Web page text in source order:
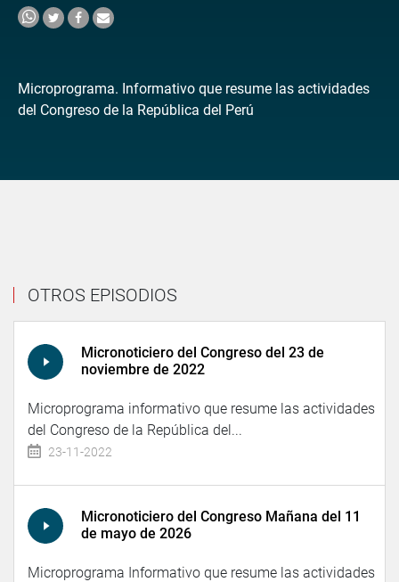
Microprograma. Informativo que resume las actividades
del Congreso de la República del Perú
OTROS EPISODIOS
Micronoticiero del Congreso del 23 de
noviembre de 2022
Microprograma informativo que resume las actividades
del Congreso de la República del...
23-11-2022
Micronoticiero del Congreso Mañana del 11
de mayo de 2026
Microprograma Informativo que resume las actividades